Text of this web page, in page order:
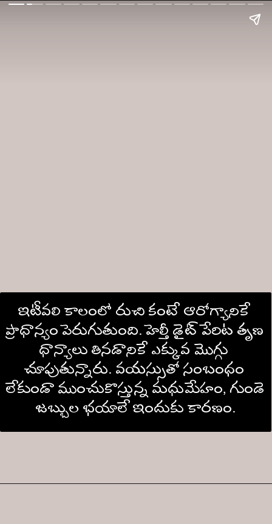
ఇటీవలి కాలంలో రుచి కంటే ఆరోగ్యానికే
ప్రాధాన్యం పెరుగుతుంది. హెల్తీ డైట్ పేరిట తృణ
ధాన్యాలు తినడానికే ఎక్కువ మొగ్గు
చూపుతున్నారు. వయస్సుతో సంబంధం
లేకుండా ముంచుకొస్తున్న మధుమేహం, గుండె
జబ్బుల భయాలే ఇందుకు కారణం.